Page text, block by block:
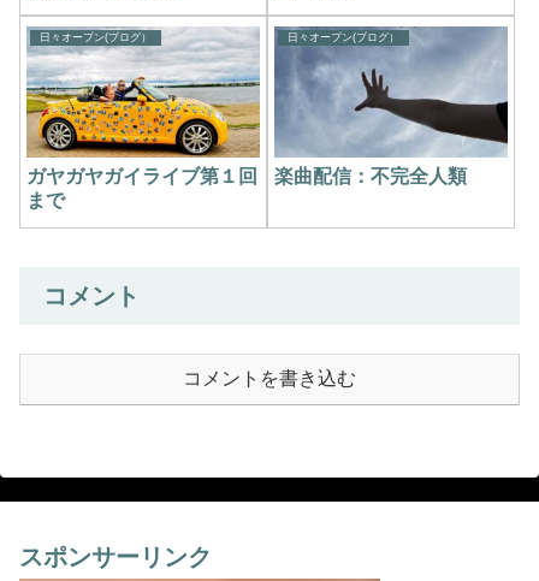
日々オープン(ブログ）
ガヤガヤガイライブ第１回
まで
日々オープン(ブログ）
楽曲配信：不完全人類
コメント
コメントを書き込む
スポンサーリンク